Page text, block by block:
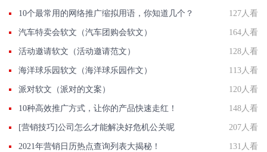
10个最常用的网络推广缩拟用语，你知道几个？ 127人看
汽车特卖会软文（汽车团购会软文） 164人看
活动邀请软文（活动邀请范文） 128人看
海洋球乐园软文（海洋球乐园作文） 113人看
派对软文（派对的文案） 120人看
10种高效推广方式，让你的产品快速走红！ 148人看
[营销技巧]公司怎么才能解决好危机公关呢 207人看
2021年营销日历热点查询列表大揭秘！ 131人看